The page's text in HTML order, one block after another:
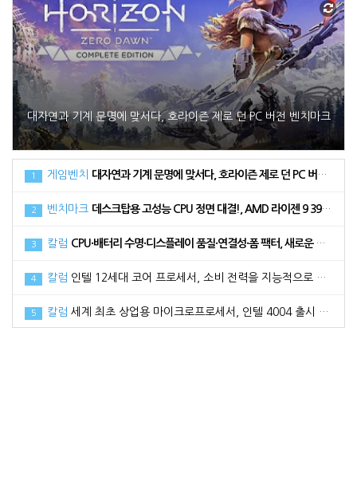
대자연과 기계 문명에 맞서다, 호라이즌 제로 던 PC 버전 벤치마크
1 게임벤치 대자연과 기계 문명에 맞서다, 호라이즌 제로 던 PC 버전 벤치마크
2 벤치마크 데스크탑용 고성능 CPU 정면 대결!, AMD 라이젠 9 3900XT vs 인텔 코어 i9 10900K
3 칼럼 CPU·배터리 수명·디스플레이 품질·연결성·폼 팩터, 새로운 노트북 구매 시 고려해야 할 5가지 요소
4 칼럼 인텔 12세대 코어 프로세서, 소비 전력을 지능적으로 활용하는 방법
5 칼럼 세계 최초 상업용 마이크로프로세서, 인텔 4004 출시 50주년